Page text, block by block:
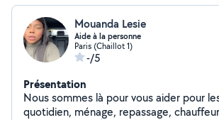
Mouanda Lesie
Aide à la personne
Paris (Chaillot 1)
-/5
Présentation
Nous sommes là pour vous aider pour
quotidien, ménage, repassage,